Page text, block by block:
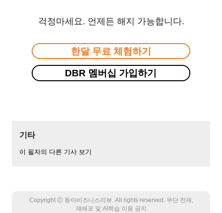
걱정마세요. 언제든 해지 가능합니다.
한달 무료 체험하기
DBR 멤버십 가입하기
기타
이 필자의 다른 기사 보기
Copyright Ⓒ 동아비즈니스리뷰. All rights reserved. 무단 전재,
재배포 및 AI학습 이용 금지